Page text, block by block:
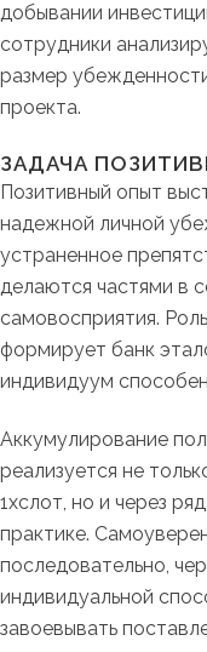
добывании
сотрудники
размер
проекта.
ЗАДАЧА
Позитивный опыт
надежной личной
устраненное
делаются частями в
самовосприятия.
формирует банк
индивидуум
Аккумулирование
реализуется не
1хслот, но и через
практике.
последовательно,
индивидуальной
завоевывать